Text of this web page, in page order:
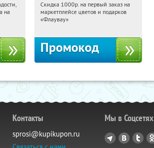
на
05:55:43 Получили:
Россия
Скидка 1000р. на первый заказ на
маркетплейсе цветов и подарков
«Флаувау»
Промокод
Контакты
sprosi@kupikupon.ru
Мы в Соцсетях